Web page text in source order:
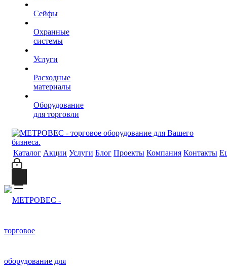
Сейфы
Охранные
системы
Услуги
Расходные
материалы
Оборудование
для торговли
Каталог Акции Услуги Блог Проекты Компания Контакты